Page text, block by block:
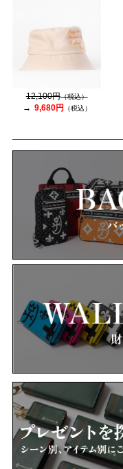
12,100円（税込）
9,680円 （税込）